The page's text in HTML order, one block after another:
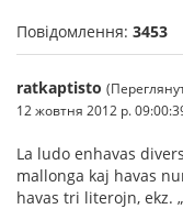
Повідомлення: 3453
ratkaptisto
12 жовтня 2012 р.
La ludo enhavas
mallonga kaj havas
havas tri literojn, ekz.